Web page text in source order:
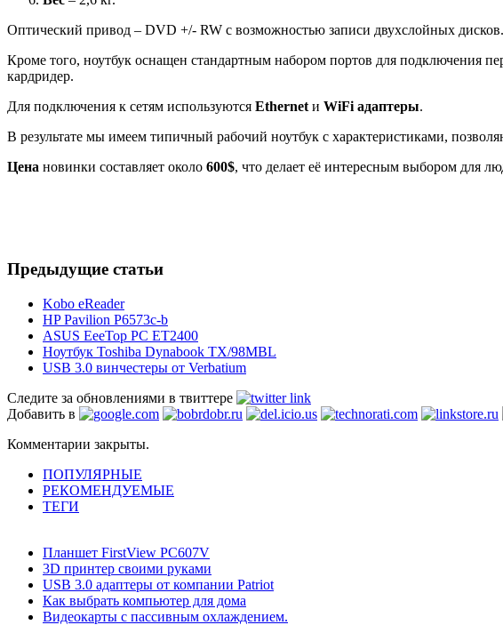
Оптический привод – DVD +/- RW с возможностью записи двухслойных дисков.
Кроме того, ноутбук оснащен стандартным набором портов для подключения
кардридер.
Для подключения к сетям используются Ethernet и WiFi адаптеры.
В результате мы имеем типичный рабочий ноутбук с характеристиками,
Цена новинки составляет около 600$, что делает её интересным выбором для
Предыдущие статьи
Kobo eReader
HP Pavilion P6573c-b
ASUS EeeTop PC ET2400
Ноутбук Toshiba Dynabook TX/98MBL
USB 3.0 винчестеры от Verbatium
Следите за обновлениями в твиттере
Добавить в
Комментарии закрыты.
ПОПУЛЯРНЫЕ
РЕКОМЕНДУЕМЫЕ
ТЕГИ
Планшет FirstView PC607V
3D принтер своими руками
USB 3.0 адаптеры от компании Patriot
Как выбрать компьютер для дома
Видеокарты с пассивным охлаждением.